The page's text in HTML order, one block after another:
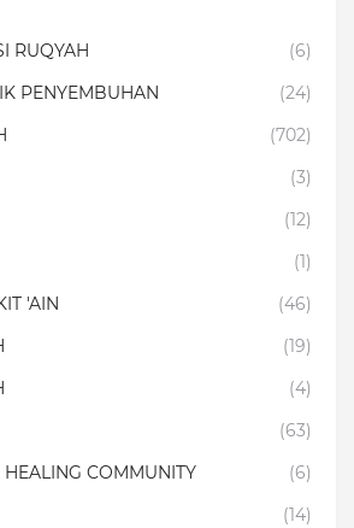
RUQYAH
(6)
PENYEMBUHAN
(24)
(702)
(3)
(12)
(1)
'AIN
(46)
(19)
(4)
(63)
COMMUNITY
(6)
(14)